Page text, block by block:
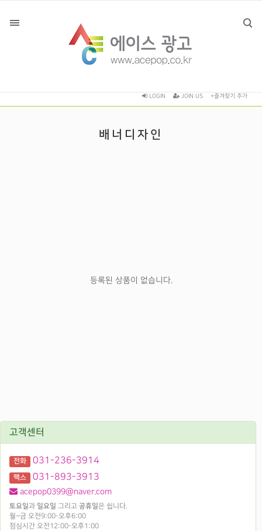
LOGIN JOIN US +즐겨찾기 추가
배너디자인
등록된 상품이 없습니다.
고객센터
전화 031-236-3914
팩스 031-893-3913
acepop0399@naver.com
토요일과 일요일 그리고 공휴일은 쉽니다.
월~금 오전9:00-오후6:00
점심시간 오전12:00-오후1:00